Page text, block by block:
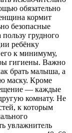
обязательно
кормит
безопасные
грудного
ребёнку
к минимуму,
гигиены. Важно
брать малыша, а
маску. Кроме
— каждые
комнату. Не
к которым
увлажнитель